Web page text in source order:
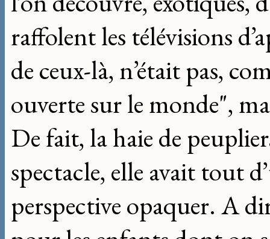
raffolent les télévisions
de ceux-là, n’était pas,
ouverte sur le monde",
De fait, la haie de
spectacle, elle avait tout
perspective opaquer. A